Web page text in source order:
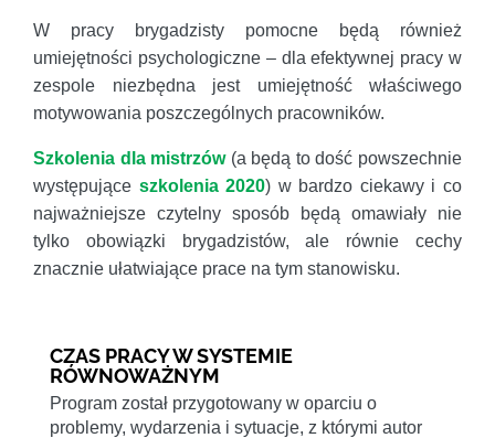
W pracy brygadzisty pomocne będą również
umiejętności psychologiczne – dla efektywnej pracy w
zespole niezbędna jest umiejętność właściwego
motywowania poszczególnych pracowników.
Szkolenia dla mistrzów(a będą to dość powszechnie
występujące szkolenia 2020) w bardzo ciekawy i co
najważniejsze czytelny sposób będą omawiały nie
tylko obowiązki brygadzistów, ale równie cechy
znacznie ułatwiające prace na tym stanowisku.
CZAS PRACY W SYSTEMIE
RÓWNOWAŻNYM
Program został przygotowany w oparciu o
problemy, wydarzenia i sytuacje, z którymi autor